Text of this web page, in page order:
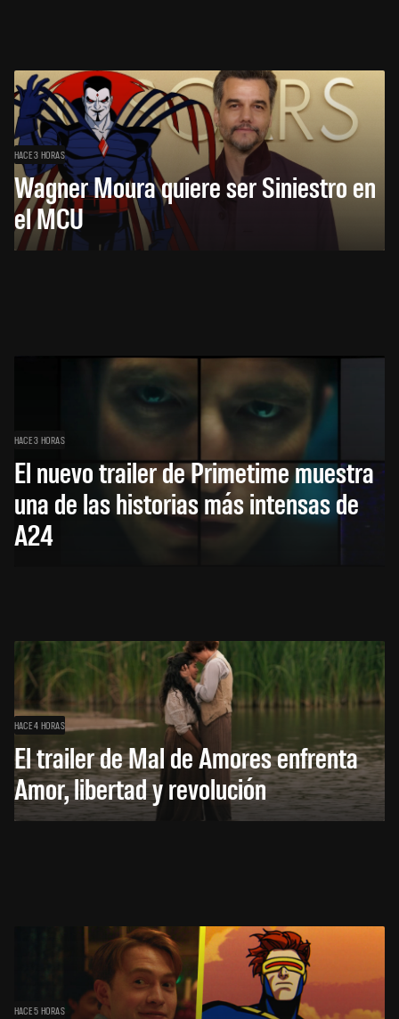
HACE 3 HORAS
Wagner Moura quiere ser Siniestro en
el MCU
HACE 3 HORAS
El nuevo trailer de Primetime muestra
una de las historias más intensas de
A24
HACE 4 HORAS
El trailer de Mal de Amores enfrenta
Amor, libertad y revolución
HACE 5 HORAS